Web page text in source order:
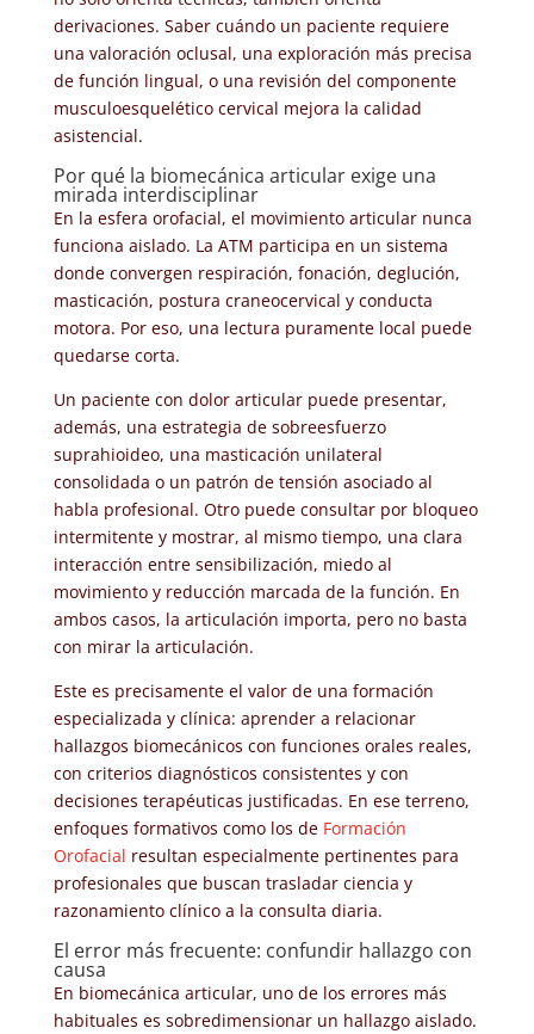
derivaciones. Saber cuándo un paciente requiere
una valoración oclusal, una exploración más precisa
de función lingual, o una revisión del componente
musculoesquelético cervical mejora la calidad
asistencial.
Por qué la biomecánica articular exige una
mirada interdisciplinar
En la esfera orofacial, el movimiento articular nunca
funciona aislado. La ATM participa en un sistema
donde convergen respiración, fonación, deglución,
masticación, postura craneocervical y conducta
motora. Por eso, una lectura puramente local puede
quedarse corta.
Un paciente con dolor articular puede presentar,
además, una estrategia de sobreesfuerzo
suprahioideo, una masticación unilateral
consolidada o un patrón de tensión asociado al
habla profesional. Otro puede consultar por bloqueo
intermitente y mostrar, al mismo tiempo, una clara
interacción entre sensibilización, miedo al
movimiento y reducción marcada de la función. En
ambos casos, la articulación importa, pero no basta
con mirar la articulación.
Este es precisamente el valor de una formación
especializada y clínica: aprender a relacionar
hallazgos biomecánicos con funciones orales reales,
con criterios diagnósticos consistentes y con
decisiones terapéuticas justificadas. En ese terreno,
enfoques formativos como los de Formación
Orofacial resultan especialmente pertinentes para
profesionales que buscan trasladar ciencia y
razonamiento clínico a la consulta diaria.
El error más frecuente: confundir hallazgo con
causa
En biomecánica articular, uno de los errores más
habituales es sobredimensionar un hallazgo aislado.